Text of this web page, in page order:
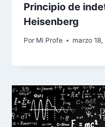
Principio de
Heisenberg
Por Mi Profe marzo